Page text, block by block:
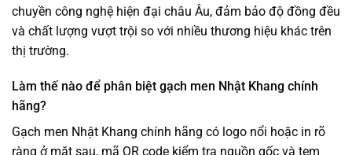
chuyền công nghệ hiện đại châu Âu, đảm bảo độ đồng đều
và chất lượng vượt trội so với nhiều thương hiệu khác trên
thị trường.
Làm thế nào để phân biệt gạch men Nhật Khang chính
hãng?
Gạch men Nhật Khang chính hãng có logo nổi hoặc in rõ
ràng ở mặt sau, mã QR code kiểm tra nguồn gốc và tem